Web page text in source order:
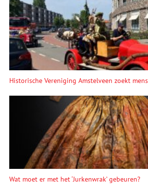
Historische Vereniging Amstelveen zoekt
Wat moet er met het ‘Jurkenwrak’ gebeuren?